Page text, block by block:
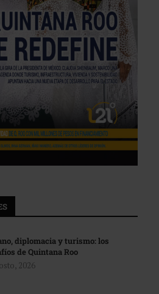
diplomacia y turismo: los
de Quintana Roo
2026